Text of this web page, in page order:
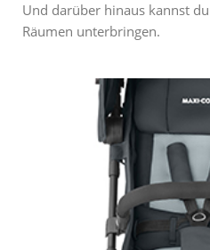
Und darüber hinaus kannst
Räumen unterbringen.